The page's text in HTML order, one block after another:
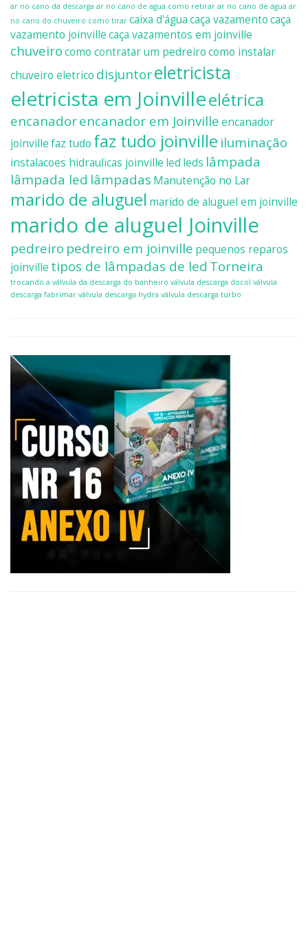
ar no cano da descarga ar no cano de agua como retirar ar no cano de água ar
no cano do chuveiro como tirar caixa d'águacaça vazamentocaça
vazamento joinvillecaça vazamentos em joinville
chuveirocomo contratar um pedreirocomo instalar
chuveiro eletrico disjuntoreletricista
eletricista em Joinvilleelétrica
encanadorencanador em Joinvilleencanador
joinvillefaz tudo faz tudo joinville iluminação
instalacoes hidraulicas joinville led leds lâmpada
lâmpada led lâmpadas Manutenção no Lar
marido de aluguel marido de aluguel em joinville
marido de aluguel Joinville
pedreiro pedreiro em joinville pequenos reparos
joinville tipos de lâmpadas de led Torneira
trocando a válvula da descarga do banheiro válvula descarga docol válvula
descarga fabrimar válvula descarga hydra válvula descarga turbo